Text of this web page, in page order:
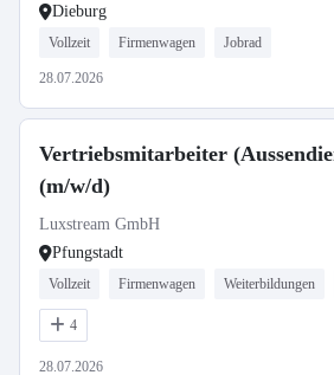
Dieburg
Vollzeit Firmenwagen Jobrad
28.07.2026
Vertriebsmitarbeiter
(m/w/d)
Luxstream GmbH
Pfungstadt
Vollzeit Firmenwagen Weiterbildungen
4
28.07.2026